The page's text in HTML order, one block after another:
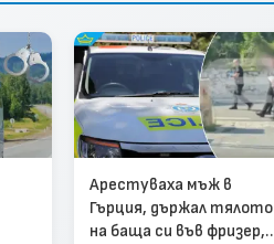
Арестуваха мъж в
Гърция, държал тялото
на баща си във фризер,